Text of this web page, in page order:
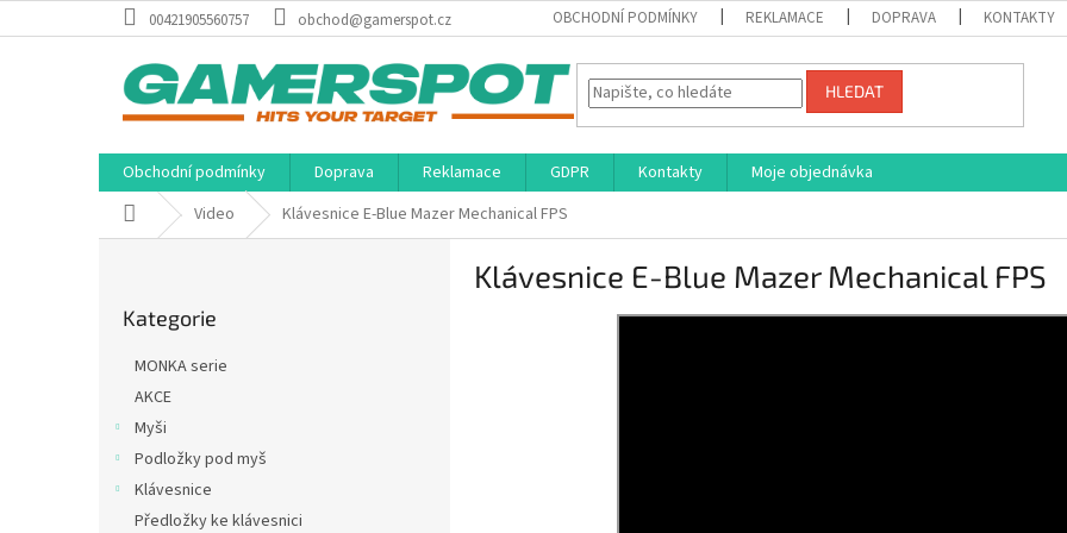
na
00421905560757 obchod@gamerspot.cz OBCHODNÍ PODMÍNKY REKLAMACE DOPRAVA KONTAKTY
HLEDAT
Obchodní podmínky Doprava Reklamace GDPR Kontakty
Moje objednávka
Domů Video Klávesnice E-Blue Mazer Mechanical FPS
kategorie
Kategorie
MONKA serie
AKCE
Myši
Podložky pod myš
Klávesnice
Předložky ke klávesnici
Klávesnice E-Blue Mazer Mechanical FPS